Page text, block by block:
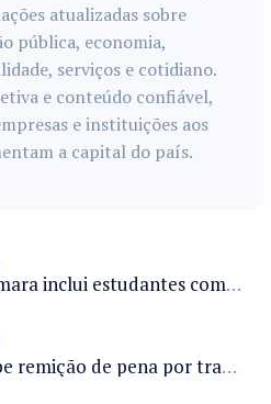
atualizadas sobre
pública, economia,
serviços e cotidiano.
e conteúdo confiável,
e instituições aos
a capital do país.
Projeto na Câmara inclui estudantes com deficiência no regime escolar especial da LDB e estabelece critérios para frequência
PL 82/26 proíbe remição de pena por trabalho em funções militares para condenados por crimes contra o Estado Democrático de Direito